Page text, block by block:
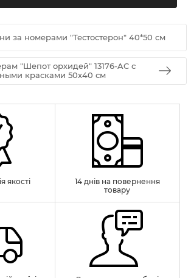
за номерами "Тестостерон" 40*50 см
"Шепот орхидей" 13176-AC с
красками 50х40 см
якості
14 днів на повернення
товару